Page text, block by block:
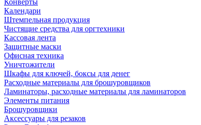
Конверты
Календари
Штемпельная продукция
Чистящие средства для оргтехники
Кассовая лента
Защитные маски
Офисная техника
Уничтожители
Шкафы для ключей, боксы для денег
Расходные материалы для брошуровщиков
Ламинаторы, расходные материалы для ламинаторов
Элементы питания
Брошуровщики
Аксессуары для резаков